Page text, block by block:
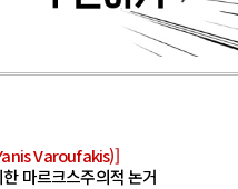
Varoufakis)]
마르크스주의적 논거